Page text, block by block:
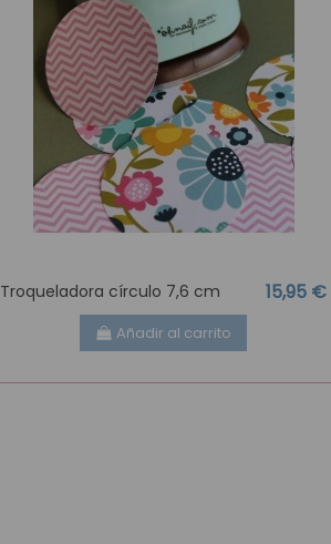
Troqueladora círculo 7,6 cm 15,95 €
Añadir al carrito